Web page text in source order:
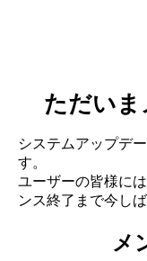
ただい
システムアップデ
す。
ユーザーの皆様に
ンス終了まで今し
メ